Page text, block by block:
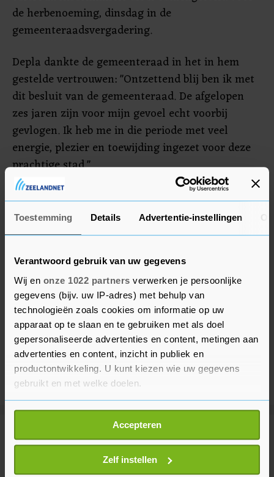
Toestemming Details Advertentie-instellingen
Verantwoord gebruik van uw gegevens
Wij en onze 1022 partners verwerken je persoonlijke
gegevens (bijv. uw IP-adres) met behulp van
technologieën zoals cookies om informatie op uw
apparaat op te slaan en te gebruiken met als doel
gepersonaliseerde advertenties en content, metingen aan
advertenties en content, inzicht in publiek en
productontwikkeling. U kunt kiezen wie uw gegevens
gebruikt en met welke doelen.
Als u het toestaat, willen we ook graag:
Informatie verzamelen over uw geografische
locatie, die tot een paar meter nauwkeurig kan zijn
Uw apparaat identificeren door het actief te
scannen op specifieke eigenschappen (fingerprinting)
Accepteren
Zelf instellen
de herbenoeming, dinsdag in de
gemeenteraadsvergadering.
Depla dankte de gemeenteraad in het in hem
gestelde vertrouwen: "Ontzettend blij ben ik met
dit besluit van de gemeenteraad. De afgelopen
zes jaren zijn voor mijn gevoel echt voorbij
gevlogen. Ik heb me in die periode met veel
energie, plezier en toewijding ingezet voor deze
prachtige stad."
Meer uit Binnenland